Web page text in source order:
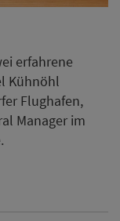
erfahrene
Kühnöhl
Flughafen,
Manager im